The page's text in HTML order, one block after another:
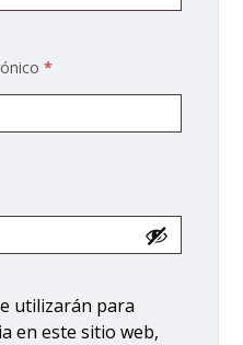
*
utilizarán para
en este sitio web,